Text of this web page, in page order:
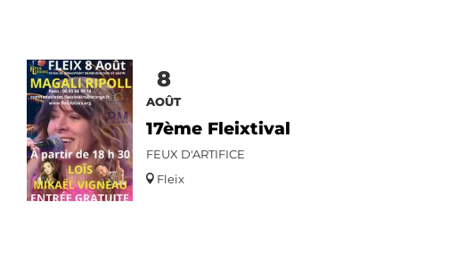
8
AOÛT
17ème Fleixtival
FEUX D'ARTIFICE
Fleix